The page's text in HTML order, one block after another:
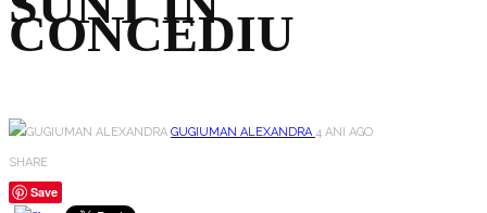
CONCEDIU
GUGIUMAN ALEXANDRA4 ANI AGO
SHARE
Save